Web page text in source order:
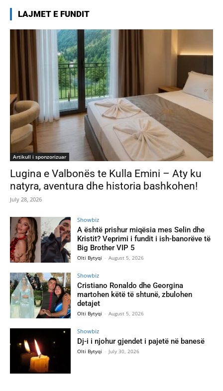
LAJMET E FUNDIT
Artikull i sponzorizuar
Lugina e Valbonës te Kulla Emini – Aty ku
natyra, aventura dhe historia bashkohen!
July 28, 2026
Showbiz
A është prishur miqësia mes Selin dhe
Kristit? Veprimi i fundit i ish-banorëve të
Big Brother VIP 5
Olti Bytyqi - August 5, 2026
Showbiz
Cristiano Ronaldo dhe Georgina
martohen këtë të shtunë, zbulohen
detajet
Olti Bytyqi - August 5, 2026
Showbiz
Dj-i i njohur gjendet i pajetë në banesë
Olti Bytyqi - July 30, 2026